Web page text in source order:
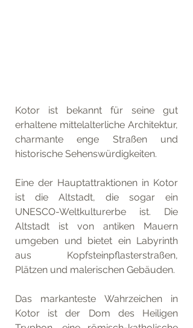
Kotor ist bekannt für seine gut
erhaltene mittelalterliche Architektur,
charmante enge Straßen und
historische Sehenswürdigkeiten.
Eine der Hauptattraktionen in Kotor
ist die Altstadt, die sogar ein
UNESCO-Weltkulturerbe ist. Die
Altstadt ist von antiken Mauern
umgeben und bietet ein Labyrinth
aus Kopfsteinpflasterstraßen,
Plätzen und malerischen Gebäuden.
Das markanteste Wahrzeichen in
Kotor ist der Dom des Heiligen